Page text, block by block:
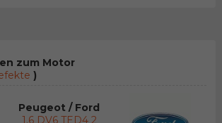
zum Motor
)
Peugeot / Ford
1.6 DV6 TED4 2